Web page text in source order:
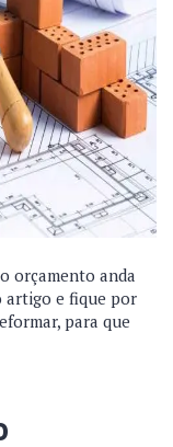
orçamento anda
artigo e fique por
para que